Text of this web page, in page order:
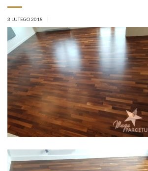
3 LUTEGO 2018